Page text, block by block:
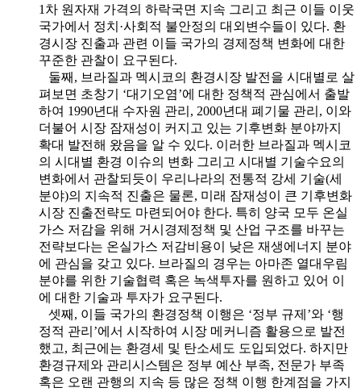
1차 원자재 가격의 하락국면 지속 그리고 최근 이들 이웃
국가에서 정치·사회적 불안정의 대외변수들이 있다. 환
경시장 진출과 관련 이들 국가의 경제정책 변화에 대한
꾸준한 관찰이 요구된다.
둘째, 브라질과 멕시코의 환경시장 발전을 시대별로 살
펴보면 초창기 ‘대기오염’에 대한 정책적 관심에서 출발
하여 1990년대 수자원 관리, 2000년대 폐기물 관리, 이와
더불어 시장 잠재성이 커지고 있는 기후변화 분야까지
확대 발전해 왔음을 알 수 있다. 이러한 브라질과 멕시코
의 시대별 환경 이슈의 변화 그리고 시대별 기술수요의
변화에서 관찰되듯이 우리나라의 전통적 강세 기술(세
분야)의 지속적 진출은 물론, 미래 잠재성이 큰 기후변화
시장 진출전략도 마련되어야 한다. 특히 양국 모두 온실
가스 저감을 위해 거시경제정책 및 산업 구조를 바꾸는
전략보다는 온실가스 저감비용이 낮은 재생에너지 분야
에 관심을 갖고 있다. 브라질의 경우는 아마존 열대우림
분야를 위한 기술협력 혹은 녹색투자를 원하고 있어 이
에 대한 기술과 투자가 요구된다.
셋째, 이들 국가의 환경정책 이행은 ‘정부 규제’와 ‘행
정적 관리’에서 시작하여 시장 메커니즘 활용으로 발전
했고, 최근에는 환경세 및 탄소세도 도입되었다. 하지만
환경규제와 관리시스템은 정부 예산 부족, 전문가 부족
혹은 오랜 관행의 지속 등 많은 정책 이행 한계점을 가지